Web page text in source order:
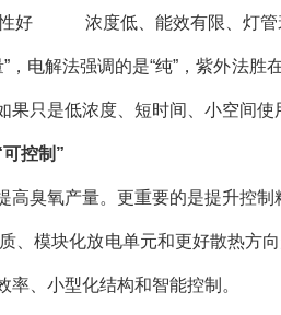
好 浓度低、能效有限、灯
，电解法强调的是“纯”，紫外法
只是低浓度、短时间、小空间使
控制”
臭氧产量。更重要的是提升控制
、模块化放电单元和更好散热方
、小型化结构和智能控制。